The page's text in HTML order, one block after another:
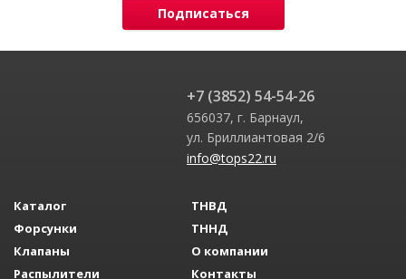
Подписаться
+7 (3852) 54-54-26
656037, г. Барнаул,
ул. Бриллиантовая 2/6
info@tops22.ru
Каталог
Форсунки
Клапаны
Распылители
ТНВД
ТННД
О компании
Контакты